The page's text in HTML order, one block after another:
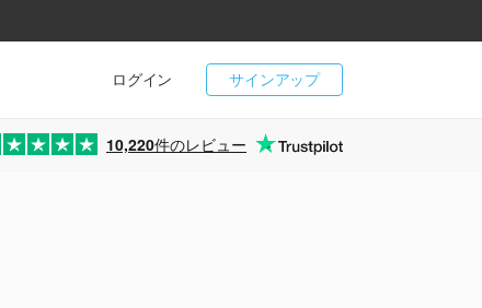
サインアップ
ログイン
10,220件のレビュー